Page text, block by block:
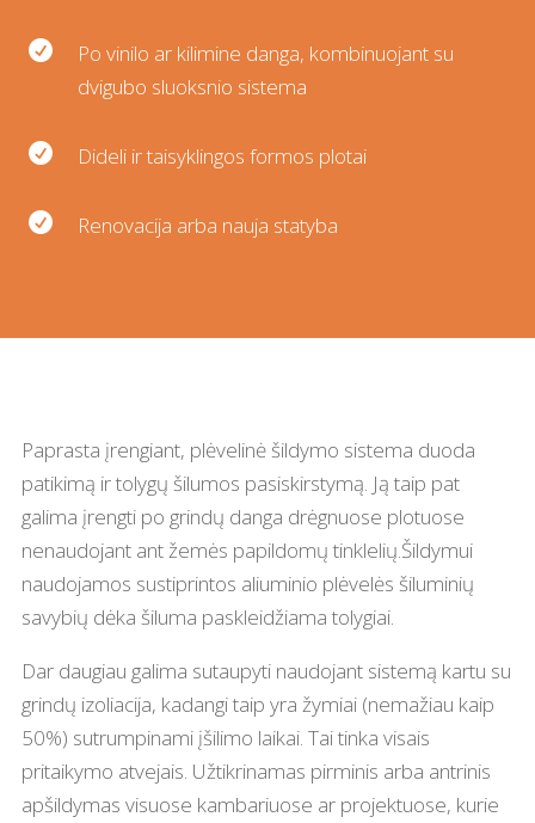

Po vinilo ar kilimine danga, kombinuojant su
dvigubo sluoksnio sistema
 Dideli ir taisyklingos formos plotai
 Renovacija arba nauja statyba
Paprasta įrengiant, plėvelinė šildymo sistema duoda
patikimą ir tolygų šilumos pasiskirstymą. Ją taip pat
galima įrengti po grindų danga drėgnuose plotuose
nenaudojant ant žemės papildomų tinklelių.Šildymui
naudojamos sustiprintos aliuminio plėvelės šiluminių
savybių dėka šiluma paskleidžiama tolygiai.
Dar daugiau galima sutaupyti naudojant sistemą kartu su
grindų izoliacija, kadangi taip yra žymiai (nemažiau kaip
50%) sutrumpinami įšilimo laikai. Tai tinka visais
pritaikymo atvejais. Užtikrinamas pirminis arba antrinis
apšildymas visuose kambariuose ar projektuose, kurie